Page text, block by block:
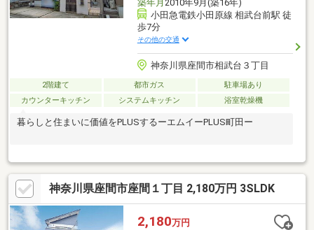
築年月 2010年9月(築16年)
小田急電鉄小田原線 相武台前駅 徒
歩7分
その他の交通
神奈川県座間市相武台３丁目
2階建て 都市ガス
駐車場あり
カウンターキッチン
システムキッチン 浴室乾燥機
暮らしと住まいに価値をPLUSするーエムイーPLUS町田ー
神奈川県座間市座間１丁目 2,180万円 3SLDK
2,180万円